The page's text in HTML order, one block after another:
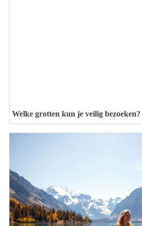
Welke grotten kun je veilig bezoeken?